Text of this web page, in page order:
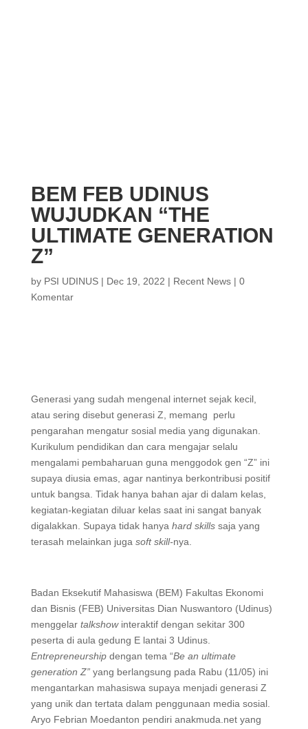
BEM FEB UDINUS
WUJUDKAN “THE
ULTIMATE GENERATION
Z”
by PSI UDINUS| Dec 19, 2022 | Recent News| 0
Komentar
Generasi yang sudah mengenal internet sejak kecil,
atau sering disebut generasi Z, memang perlu
pengarahan mengatur sosial media yang digunakan.
Kurikulum pendidikan dan cara mengajar selalu
mengalami pembaharuan guna menggodok gen “Z” ini
supaya diusia emas, agar nantinya berkontribusi positif
untuk bangsa. Tidak hanya bahan ajar di dalam kelas,
kegiatan-kegiatan diluar kelas saat ini sangat banyak
digalakkan. Supaya tidak hanya hard skillssaja yang
terasah melainkan juga soft skill-nya.
Badan Eksekutif Mahasiswa (BEM) Fakultas Ekonomi
dan Bisnis (FEB) Universitas Dian Nuswantoro (Udinus)
menggelar talkshowinteraktif dengan sekitar 300
peserta di aula gedung E lantai 3 Udinus.
Entrepreneurshipdengan tema “Be an ultimate
generation Z” yang berlangsung pada Rabu (11/05) ini
mengantarkan mahasiswa supaya menjadi generasi Z
yang unik dan tertata dalam penggunaan media sosial.
Aryo Febrian Moedanton pendiri anakmuda.net yang